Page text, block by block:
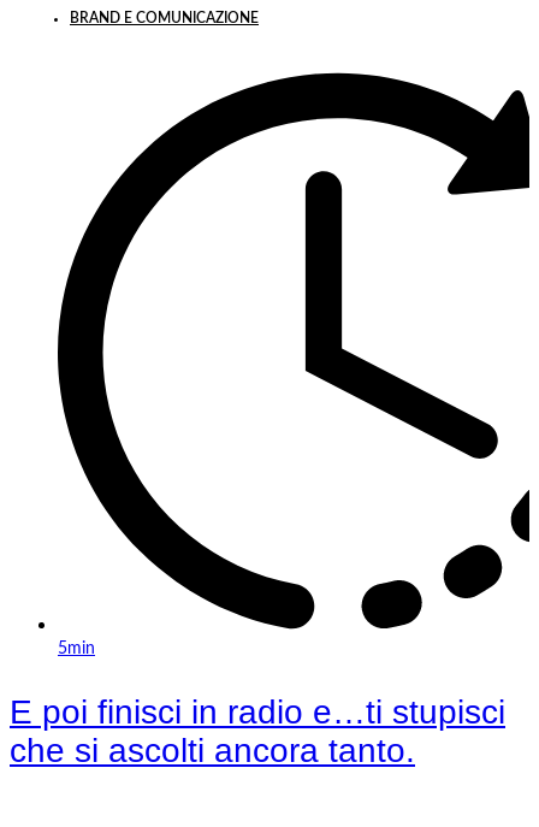
BRAND E COMUNICAZIONE
5min
E poi finisci in radio e…ti stupisci
che si ascolti ancora tanto.